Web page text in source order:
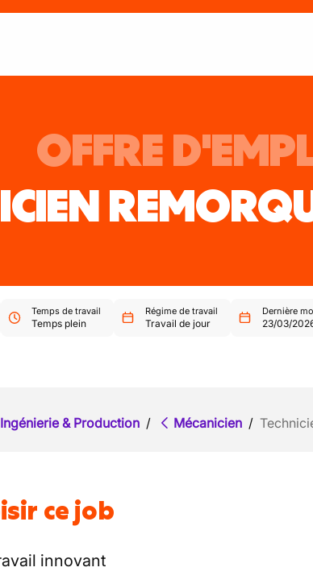
OFFRE
Temps de travail
Temps plein
Régime de travail
Travail de jour
Dernière
23/03/
Ingénierie & Production / Mécanicien /
ce job
innovant